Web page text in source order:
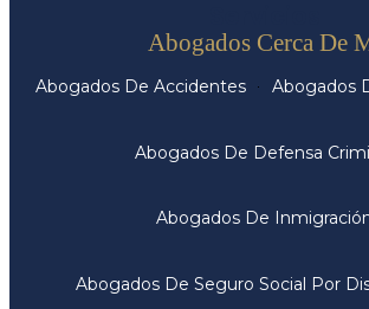
Abogados Cerca De
Abogados De Accidentes Abogados
Abogados De Defensa
Abogados De
Abogados De Seguro Social Por